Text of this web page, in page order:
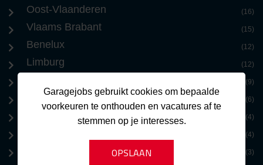
Oost-Vlaanderen (16)
Vlaams Brabant (15)
Benelux (12)
Limburg (12)
(9)
Waals Brabant (6)
Internationaal (4)
(4)
(3)
Garagejobs gebruikt cookies om bepaalde
voorkeuren te onthouden en vacatures af te
stemmen op je interesses.